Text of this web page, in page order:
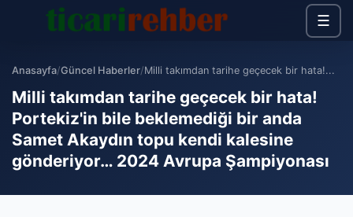
☰
Anasayfa/Güncel Haberler/Milli takımdan tarihe geçecek bir hata!...
Milli takımdan tarihe geçecek bir hata!
Portekiz'in bile beklemediği bir anda
Samet Akaydın topu kendi kalesine
gönderiyor… 2024 Avrupa Şampiyonası